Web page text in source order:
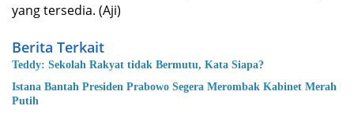
yang tersedia. (Aji)
Berita Terkait
Teddy: Sekolah Rakyat tidak Bermutu, Kata Siapa?
Istana Bantah Presiden Prabowo Segera Merombak Kabinet Merah
Putih